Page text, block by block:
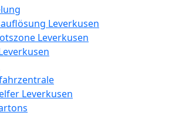
Leverkusen
Leverkusen
Leverkusen